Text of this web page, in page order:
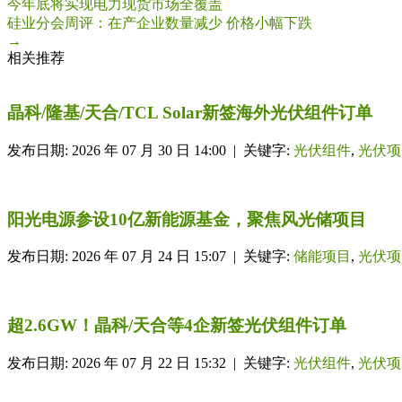
今年底将实现电力现货市场全覆盖
硅业分会周评：在产企业数量减少 价格小幅下跌
→
相关推荐
晶科/隆基/天合/TCL Solar新签海外光伏组件订单
发布日期: 2026 年 07 月 30 日 14:00 | 关键字: 光伏组件, 光伏项
阳光电源参设10亿新能源基金，聚焦风光储项目
发布日期: 2026 年 07 月 24 日 15:07 | 关键字: 储能项目 , 光伏项
超2.6GW！晶科/天合等4企新签光伏组件订单
发布日期: 2026 年 07 月 22 日 15:32 | 关键字: 光伏组件, 光伏项